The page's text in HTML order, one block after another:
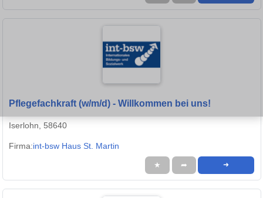
Pflegefachkraft (w/m/d) - Willkommen bei uns!
Iserlohn, 58640
Firma:int-bsw Haus St. Martin
★ ➦ ➜